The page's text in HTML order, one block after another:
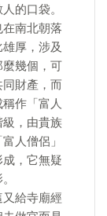
的口袋。
南北朝落
厚，涉及
幾個，可
財產，而
作「富人
，由貴族
人僧侶」
，它無疑
給寺廟經